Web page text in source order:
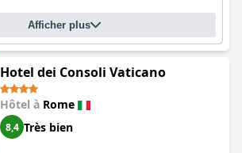
Afficher plus
Hotel dei Consoli Vaticano
Hôtel à Rome
8,4 Très bien